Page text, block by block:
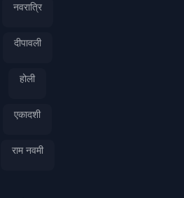
नवरात्रि
दीपावली
होली
एकादशी
राम नवमी